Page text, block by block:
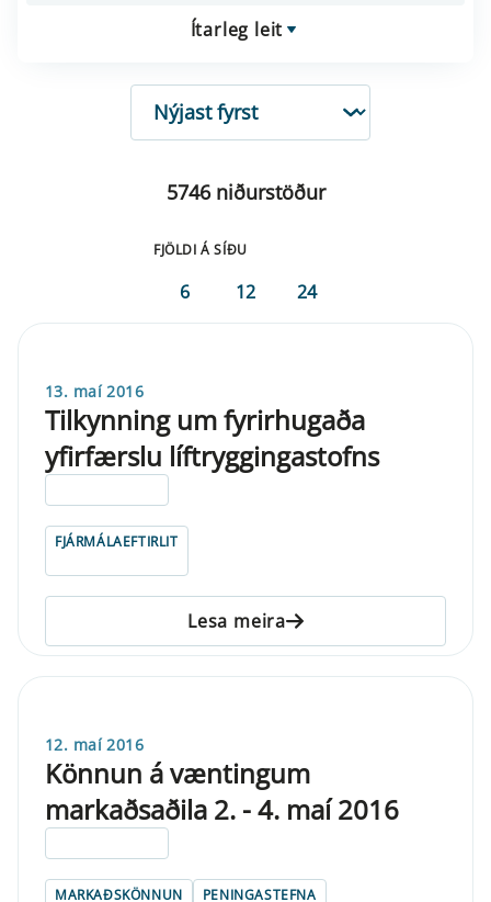
Ítarleg leit
RÖÐUN
5746 niðurstöður
FJÖLDI Á SÍÐU
6 12 24
13. maí 2016
Tilkynning um fyrirhugaða
yfirfærslu líftryggingastofns
FJÁRMÁLAEFTIRLIT
Lesa meira
12. maí 2016
Könnun á væntingum
markaðsaðila 2. - 4. maí 2016
MARKAÐSKÖNNUN PENINGASTEFNA